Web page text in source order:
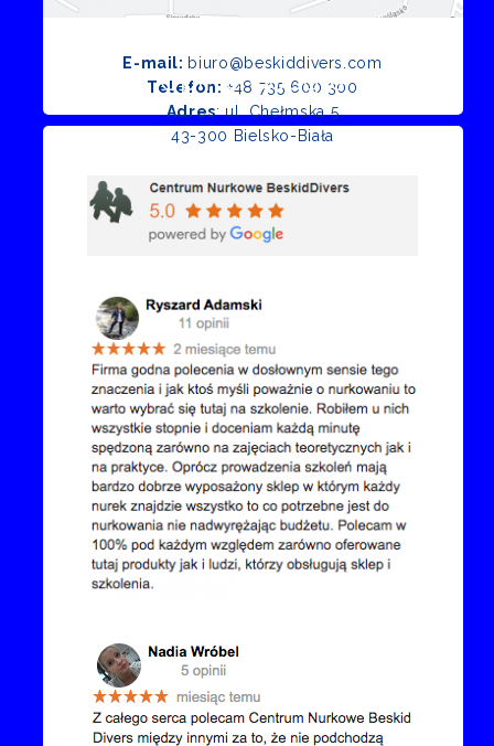
E-mail: biuro@beskiddivers.com
Telefon: +48 735 600 300
Adres: ul. Chełmska 5
43-300 Bielsko-Biała
Opinie Google